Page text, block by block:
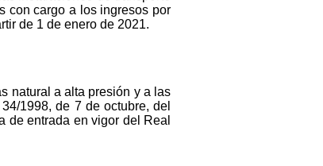
con cargo a los ingresos por
de 1 de enero de 2021.
natural a alta presión y a las
1998, de 7 de octubre, del
de entrada en vigor del Real